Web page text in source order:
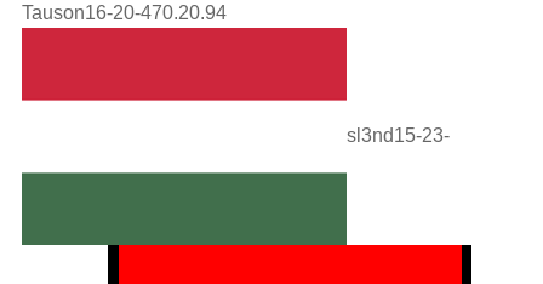
Tauson16-20-470.20.94
sl3nd15-23-